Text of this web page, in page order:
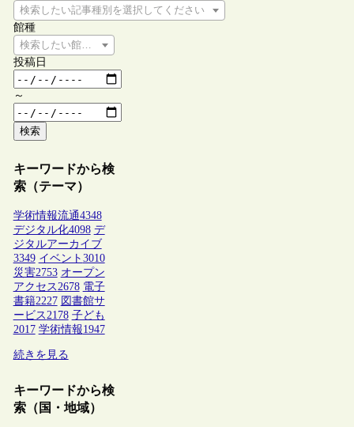
検索したい記事種別を選択してください
館種
検索したい館種を選択してください
投稿日
～
検索
キーワードから検
索（テーマ）
学術情報流通4348
デジタル化4098 デ
ジタルアーカイブ
3349 イベント 3010
災害2753 オープン
アクセス 2678 電子
書籍2227 図書館サ
ービス 2178 子ども
2017 学術情報1947
続きを見る
キーワードから検
索（国・地域）